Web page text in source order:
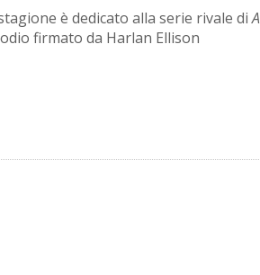
è dedicato alla serie rivale di
firmato da Harlan Ellison